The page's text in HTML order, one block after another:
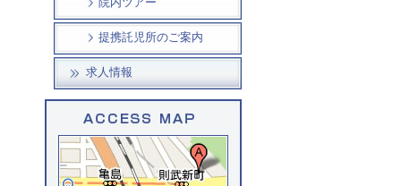
院内ツアー
提携託児所のご案内
求人情報